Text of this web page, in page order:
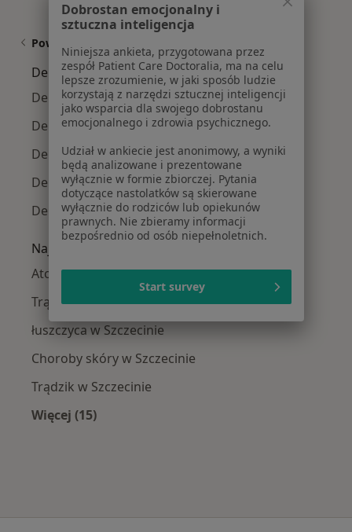
Powiązane wyszukiwania
Dermatolodzy w pobliżu
Dermatolodzy Prawobrzeże
Dermatolodzy Gumieńce
Dermatolodzy Turzyn
Dermatolodzy Nowe Miasto
Dermatolodzy Śródmieście
Najczęście leczone choroby
Atopowe zapalenie skóry w Szczecinie
Trądzik różowaty w Szczecinie
łuszczyca w Szczecinie
Choroby skóry w Szczecinie
Trądzik w Szczecinie
Więcej (15)
Dobrostan emocjonalny i
sztuczna inteligencja
Niniejsza ankieta, przygotowana przez
zespół Patient Care Doctoralia, ma na celu
lepsze zrozumienie, w jaki sposób ludzie
korzystają z narzędzi sztucznej inteligencji
jako wsparcia dla swojego dobrostanu
emocjonalnego i zdrowia psychicznego.
Udział w ankiecie jest anonimowy, a wyniki
będą analizowane i prezentowane
wyłącznie w formie zbiorczej. Pytania
dotyczące nastolatków są skierowane
wyłącznie do rodziców lub opiekunów
prawnych. Nie zbieramy informacji
bezpośrednio od osób niepełnoletnich.
Start survey